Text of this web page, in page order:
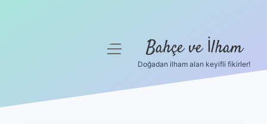
menüyü
Bahçe ve İlham
Doğadan ilham alan keyifli fikirler!